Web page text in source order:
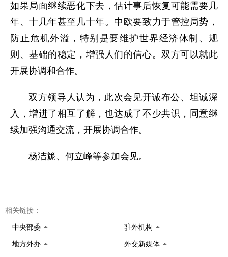
如果局面继续恶化下去，估计事后恢复可能需要几
年、十几年甚至几十年。中欧要致力于管控局势，
防止危机外溢，特别是要维护世界经济体制、规
则、基础的稳定，增强人们的信心。双方可以就此
开展协调和合作。
双方领导人认为，此次会见开诚布公、坦诚深
入，增进了相互了解，也达成了不少共识，同意继
续加强沟通交流，开展协调合作。
杨洁篪、何立峰等参加会见。
相关链接：
中央部委 驻外机构
地方外办 外交新媒体